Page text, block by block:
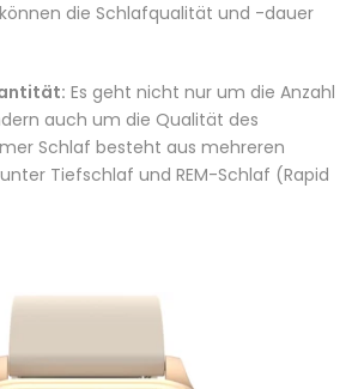
die Schlafqualität und -dauer
Es geht nicht nur um die Anzahl
auch um die Qualität des
Schlaf besteht aus mehreren
Tiefschlaf und REM-Schlaf (Rapid